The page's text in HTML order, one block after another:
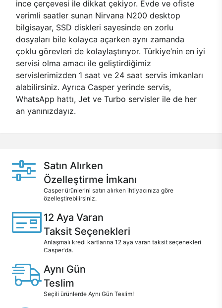
ince çerçevesi ile dikkat çekiyor. Evde ve ofiste
verimli saatler sunan Nirvana N200 desktop
bilgisayar, SSD diskleri sayesinde en zorlu
dosyaları bile kolayca açarken aynı zamanda
çoklu görevleri de kolaylaştırıyor. Türkiye’nin en iyi
servisi olma amacı ile geliştirdiğimiz
servislerimizden 1 saat ve 24 saat servis imkanları
alabilirsiniz. Ayrıca Casper yerinde servis,
WhatsApp hattı, Jet ve Turbo servisler ile de her
an yanınızdayız.
Satın Alırken
Özelleştirme İmkanı
Casper ürünlerini satın alırken ihtiyacınıza göre
özelleştirebilirsiniz.
12 Aya Varan
Taksit Seçenekleri
Anlaşmalı kredi kartlarına 12 aya varan taksit seçenekleri
Casper'da.
Aynı Gün
Teslim
Seçili ürünlerde Aynı Gün Teslim!